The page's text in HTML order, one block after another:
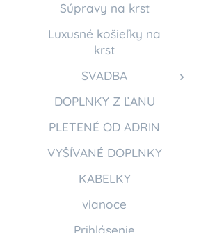
Súpravy na krst
Luxusné košieľky na
krst
SVADBA
DOPLNKY Z ĽANU
PLETENÉ OD ADRIN
VYŠÍVANÉ DOPLNKY
KABELKY
vianoce
Prihlásenie